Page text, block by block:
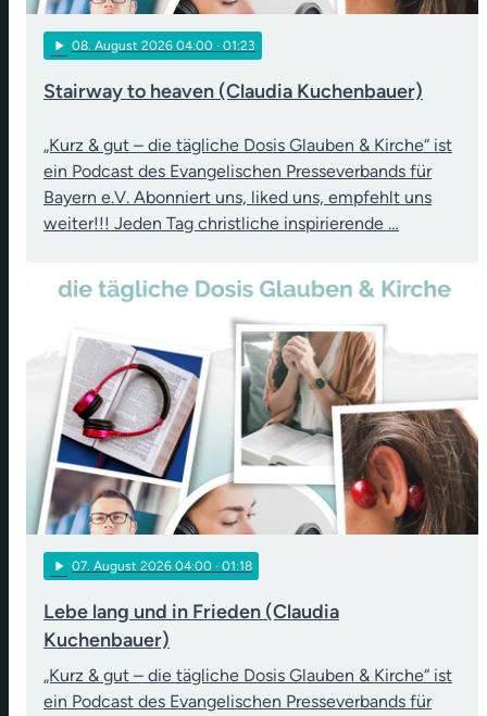
play_arrow 08. August 2026 04:00 · 01:23
Stairway to heaven (Claudia Kuchenbauer)
„Kurz & gut – die tägliche Dosis Glauben & Kirche“ ist
ein Podcast des Evangelischen Presseverbands für
Bayern e.V. Abonniert uns, liked uns, empfehlt uns
weiter!!! Jeden Tag christliche inspirierende …
play_arrow 07. August 2026 04:00 · 01:18
Lebe lang und in Frieden (Claudia
Kuchenbauer)
„Kurz & gut – die tägliche Dosis Glauben & Kirche“ ist
ein Podcast des Evangelischen Presseverbands für